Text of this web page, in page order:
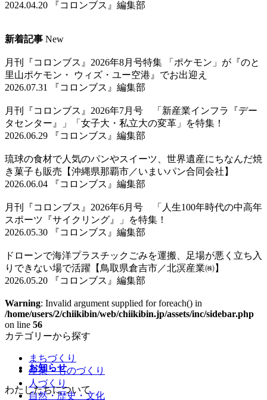
2024.04.20 『コロンブス』編集部
新着記事 New
月刊『コロンブス』2026年8月号特集 「ポケモン」が『のと
里山ポケモン・ ウィズ・ユー空港』でお出迎え
2026.07.31 『コロンブス』編集部
月刊『コロンブス』2026年7月号 「新産業インフラ『デー
タセンター』」「女子大・私立大の変革」を特集！
2026.06.29 『コロンブス』編集部
琉球の食材で人気のパンやスイーツ、世界遺産にちなんだ焼
き菓子も販売【沖縄県那覇市／いまいパン合同会社】
2026.06.04 『コロンブス』編集部
月刊『コロンブス』2026年6月号 「人生100年時代の中高年
スポーツ『サイクリング』」を特集！
2026.05.30 『コロンブス』編集部
ドローンで海洋プラスチックごみを運搬、足場が悪く立ち入
りできない場で活躍【鳥取県倉吉市／北溟産業㈱】
2026.05.20 『コロンブス』編集部
Warning: Invalid argument supplied for foreach() in
/home/users/2/chiikibin/web/chiikibin.jp/assets/inc/sidebar.php
on line 56
カテゴリーから探す
まちづくり
産業・ものづくり
人づくり
自然・歴史・文化
お知らせ
わたしたちについて